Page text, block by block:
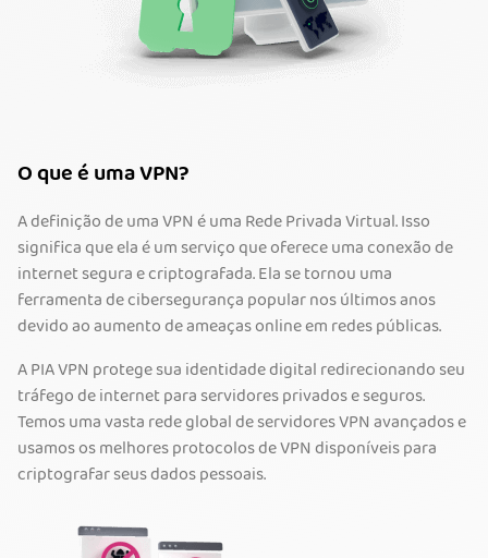
O que é uma VPN?
A definição de uma VPN é uma Rede Privada Virtual. Isso
significa que ela é um serviço que oferece uma conexão de
internet segura e criptografada. Ela se tornou uma
ferramenta de cibersegurança popular nos últimos anos
devido ao aumento de ameaças online em redes públicas.
A PIA VPN protege sua identidade digital redirecionando seu
tráfego de internet para servidores privados e seguros.
Temos uma vasta rede global de servidores VPN avançados e
usamos os melhores protocolos de VPN disponíveis para
criptografar seus dados pessoais.